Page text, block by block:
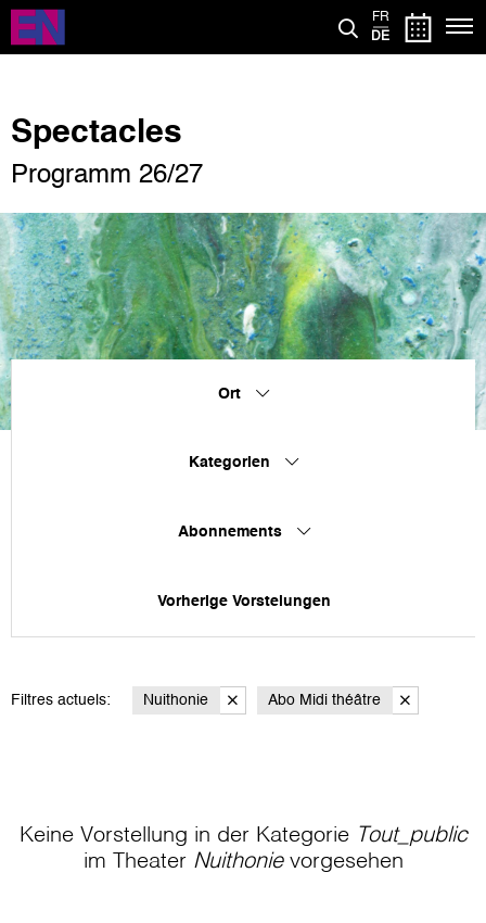
Direkt
zum
Inhalt
FR
DE
Spectacles
Programm 26/27
Ort
Kategorien
Abonnements
Vorherige Vorstelungen
Filtres actuels: Nuithonie Abo Midi théâtre
Keine Vorstellung in der Kategorie Tout_public
im Theater Nuithonievorgesehen